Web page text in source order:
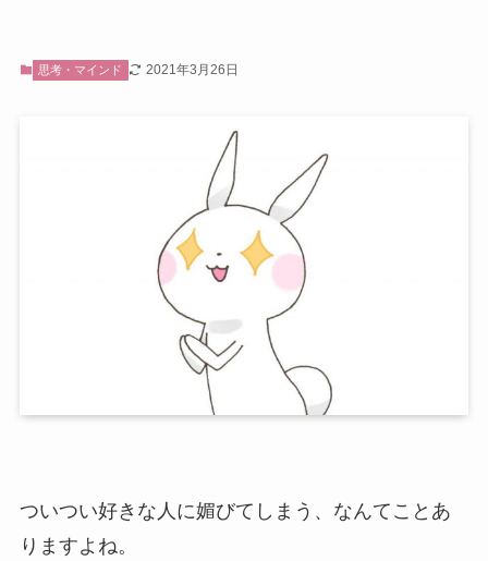
思考・マインド 2021年3月26日
ついつい好きな人に媚びてしまう、なんてことあ
りますよね。